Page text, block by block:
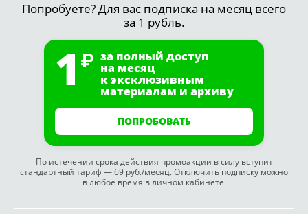
Попробуете? Для вас подписка на месяц всего
за 1 рубль.
1 за полный доступ
на месяц
к эксклюзивным
материалам и архиву
ПОПРОБОВАТЬ
По истечении срока действия промоакции в силу вступит
стандартный тариф — 69 руб./месяц. Отключить подписку можно
в любое время в личном кабинете.